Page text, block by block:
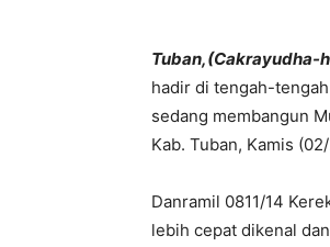
Tuban,(Cakrayudha-
hadir di tengah-
sedang membangun
Kab. Tuban, Kamis
Danramil 0811/14
lebih cepat dikenal